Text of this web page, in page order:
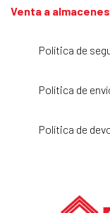
Venta a
Política de
Política de
Política de